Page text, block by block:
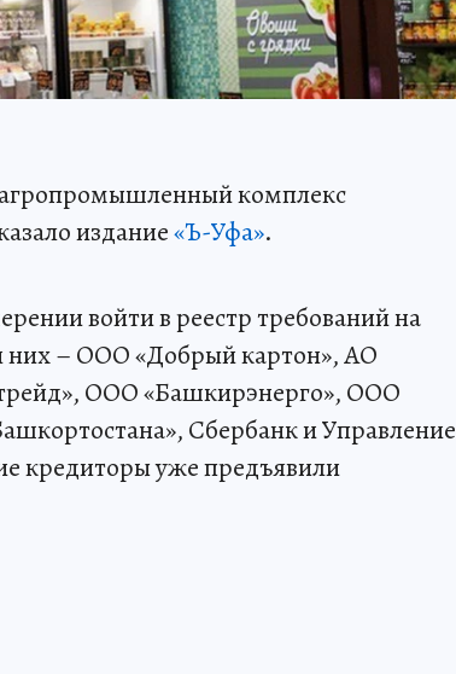
комплекс
издание«Ъ-Уфа».
войти в реестр требований на
– ООО «Добрый картон», АО
ООО «Башкирэнерго», ООО
Сбербанк и Управление
кредиторы уже предъявили